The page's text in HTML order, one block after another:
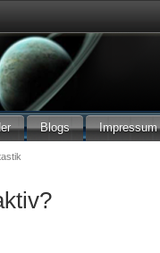
Blogs Impressum